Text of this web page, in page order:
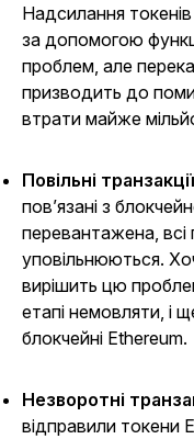
Надсилання
за допомогою
проблем, але
призводить до
втрати майже
Повільні транзакції
пов’язані з
перевантажена, всі
уповільнюються.
вирішить цю
етапі немовляти, і
блокчейні Ethereum.
Незворотні
відправили токени